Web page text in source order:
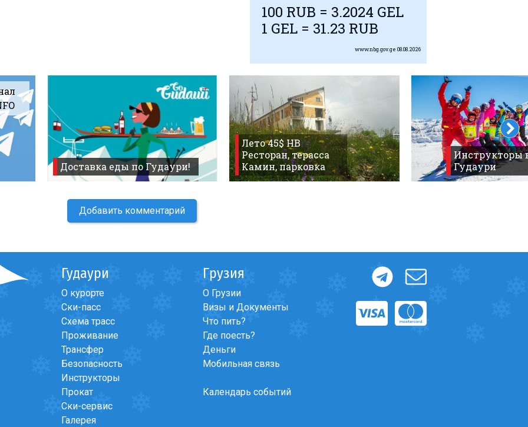
100 RUB = 3.2024 GEL
1 GEL = 31.23 RUB
www.nbg.gov.ge 08.08.2026
Доставка еды по Гудаури!
Лето 45$ HB
Ресторан, терасса
Камин, парковка
Инструкторы
Гудаури
Добавить комментарий
Гудаури
О курорте
Ски-пасс
Схема трасс
Проживание
Трансфер
Безопасность
Инструкторы
Прокат
Ски-сервис
Галерея
Грузия
О Грузии
Визы и Документы
Что пить?
Где поесть?
Деньги
Мобильная связь
Календарь событий